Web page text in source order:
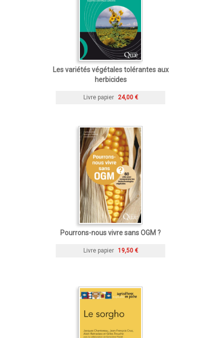
Les variétés végétales tolérantes aux
herbicides
Livre papier 24,00 €
Pourrons-nous vivre sans OGM ?
Livre papier 19,50 €